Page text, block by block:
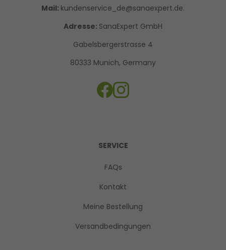
Mail: kundenservice_de@sanaexpert.de.
Adresse: SanaExpert GmbH
Gabelsbergerstrasse 4
80333 Munich, Germany
SERVICE
FAQs
Kontakt
Meine Bestellung
Versandbedingungen